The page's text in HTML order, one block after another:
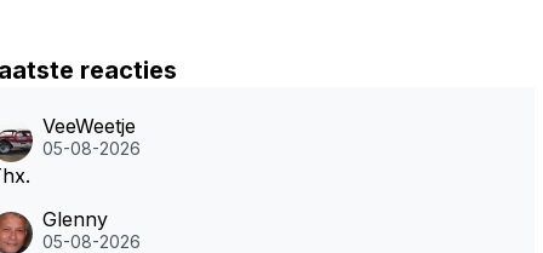
reacties
VeeWeetje
05-08-2026
Glenny
05-08-2026